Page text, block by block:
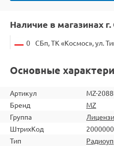
Наличие в магазинах
0 СБп, ТК «Космос», ул.
Основные
Артикул
MZ-
Бренд
MZ
Группа
ШтрихКод
Тип